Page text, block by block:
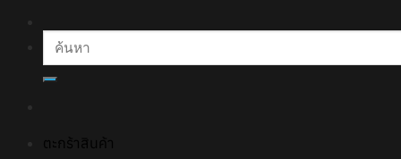
ค้นหา:
ตะกร้าสินค้า